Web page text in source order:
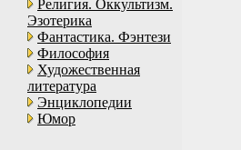
Религия. Оккультизм.
Эзотерика
Фантастика. Фэнтези
Философия
Художественная
литература
Энциклопедии
Юмор